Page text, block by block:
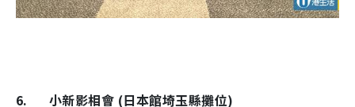
6.
小新影相會 (日本館埼玉縣攤位)